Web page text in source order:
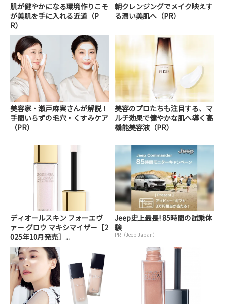
肌が健やかになる環境作りこそ
が美肌を手に入れる近道（P
R）
朝クレンジングでメイク映えす
る潤い美肌へ（PR）
美容家・瀬戸麻実さんが解説！
手間いらずの毛穴・くすみケア
（PR）
美容のプロたちも注目する、マ
ルチ効果で健やかな肌へ導く高
機能美容液（PR）
ディオールスキン フォーエヴ
ァー グロウ マキシマイザー［2
025年10月発売］...
Jeep史上最長! 85時間の試乗体
験
PR（Jeep Japan）